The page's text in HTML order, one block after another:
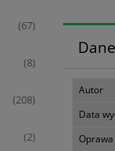
(67)
(8)
(208)
(2)
Autor
Data
Oprawa